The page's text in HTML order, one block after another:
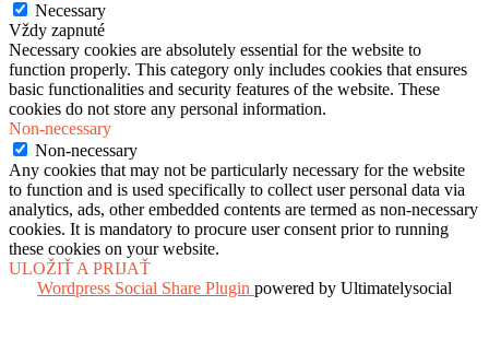
Necessary
Vždy zapnuté
Necessary cookies are absolutely essential for the website to
function properly. This category only includes cookies that ensures
basic functionalities and security features of the website. These
cookies do not store any personal information.
Non-necessary
Non-necessary
Any cookies that may not be particularly necessary for the website
to function and is used specifically to collect user personal data via
analytics, ads, other embedded contents are termed as non-necessary
cookies. It is mandatory to procure user consent prior to running
these cookies on your website.
ULOŽIŤ A PRIJAŤ
Wordpress Social Share Plugin powered by Ultimatelysocial